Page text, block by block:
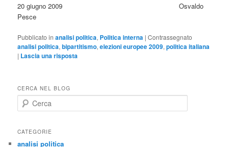
20 giugno 2009 Osvaldo
Pesce
Pubblicato in analisi politica, Politica interna |Contrassegnato
analisi politica,bipartitismo,elezioni europee 2009,politica italiana
| Lascia una risposta
CERCA NEL BLOG
e
c
CATEGORIE
analisi politica